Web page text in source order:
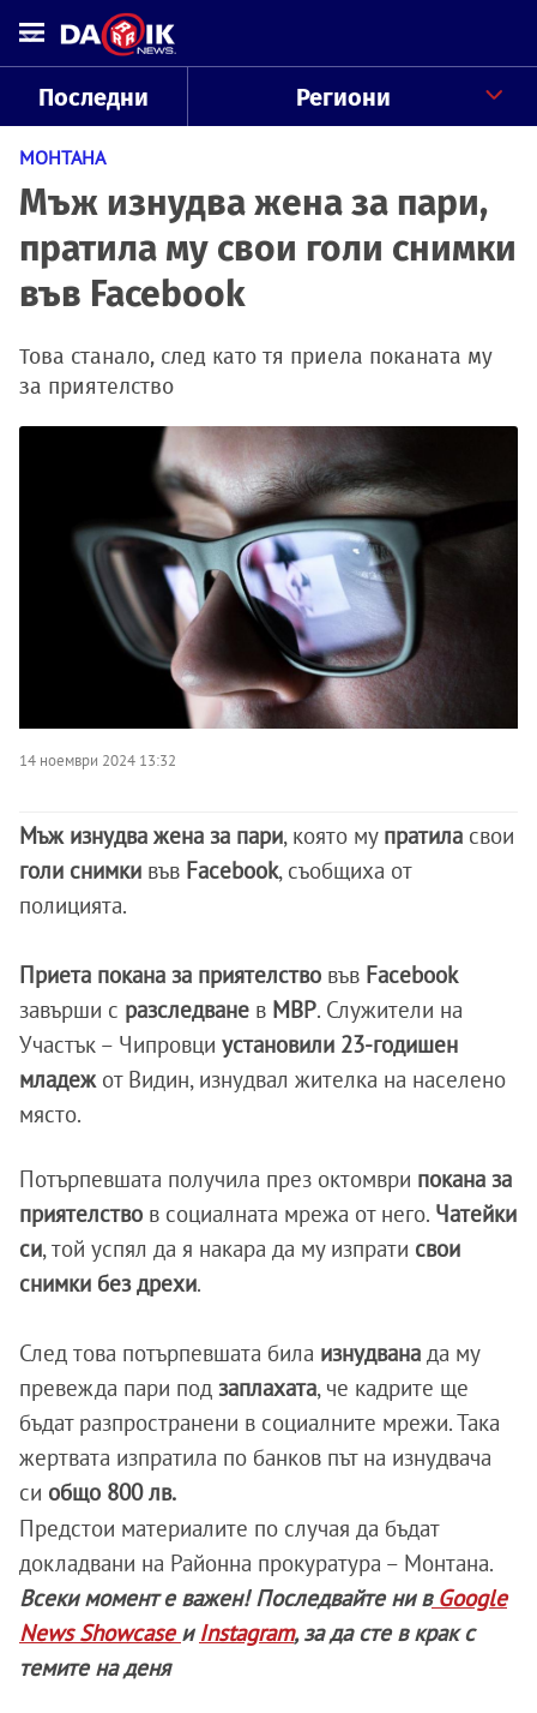
Последни Региони
МОНТАНА
Мъж изнудва жена за пари,
пратила му свои голи снимки
във Facebook
Това станало, след като тя приела поканата му
за приятелство
14 ноември 2024 13:32
Мъж изнудва жена за пари, която му пратила свои
голи снимки във Facebook, съобщиха от
полицията.
Приета покана за приятелство във Facebook
завърши с разследване в МВР. Служители на
Участък – Чипровци установили 23-годишен
младеж от Видин, изнудвал жителка на населено
място.
Потърпевшата получила през октомври покана за
приятелство в социалната мрежа от него. Чатейки
си, той успял да я накара да му изпрати свои
снимки без дрехи.
След това потърпевшата била изнудвана да му
превежда пари под заплахата, че кадрите ще
бъдат разпространени в социалните мрежи. Така
жертвата изпратила по банков път на изнудвача
си общо 800 лв.
Предстои материалите по случая да бъдат
докладвани на Районна прокуратура – Монтана.
Всеки момент е важен! Последвайте ни вGoogle
News Showcaseи Instagram, за да сте в крак с
темите на деня